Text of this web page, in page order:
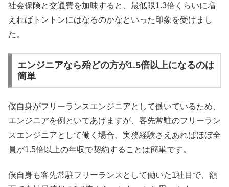
社会保険と交通費を加味すると、最低限1.3倍くらいに増
えればトントンにはなるのかなといった印象を受けまし
た。
エンジニアなら殆どの方が1.5倍以上になるのは
簡単
僕自身がフリーランスエンジニアとして働いているため、
エンジニアを例といてあげますが、客先常駐のフリーラン
スエンジニアとして働く場合、実務経験さえあればほぼ全
員が1.5倍以上の年収で契約することは簡単です。
僕自身も客先常駐フリーランスとして働いた1社目で、額